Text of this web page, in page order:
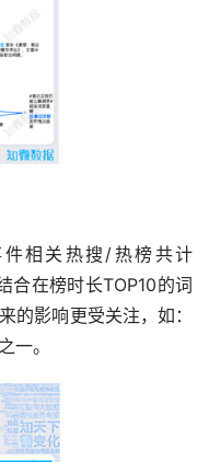
相关热搜/热榜共计
合在榜时长TOP10的词
的影响更受关注，如：
一。